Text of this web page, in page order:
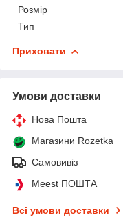
Розмір
Тип
Приховати
Умови доставки
Нова Пошта
Магазини Rozetka
Самовивіз
Meest ПОШТА
Всі умови доставки